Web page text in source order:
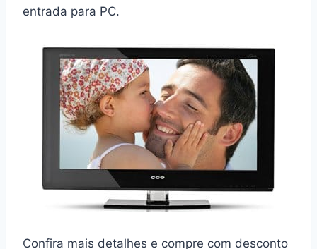
entrada para PC.
Confira mais detalhes e compre com desconto